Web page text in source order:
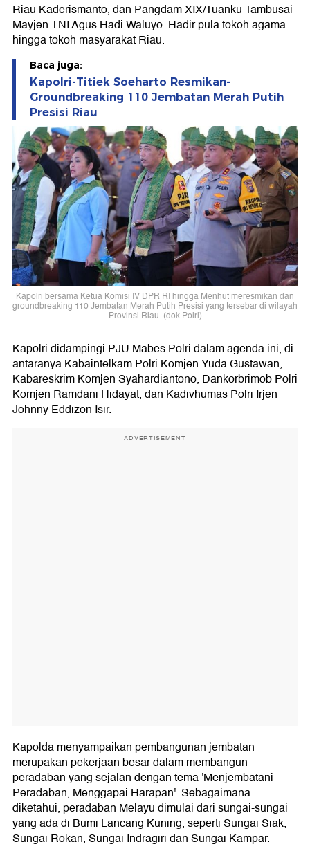
Riau Kaderismanto, dan Pangdam XIX/Tuanku Tambusai
Mayjen TNI Agus Hadi Waluyo. Hadir pula tokoh agama
hingga tokoh masyarakat Riau.
Baca juga:
Kapolri-Titiek Soeharto Resmikan-
Groundbreaking 110 Jembatan Merah Putih
Presisi Riau
Kapolri bersama Ketua Komisi IV DPR RI hingga Menhut meresmikan dan
groundbreaking 110 Jembatan Merah Putih Presisi yang tersebar di wilayah
Provinsi Riau. (dok Polri)
Kapolri didampingi PJU Mabes Polri dalam agenda ini, di
antaranya Kabaintelkam Polri Komjen Yuda Gustawan,
Kabareskrim Komjen Syahardiantono, Dankorbrimob Polri
Komjen Ramdani Hidayat, dan Kadivhumas Polri Irjen
Johnny Eddizon Isir.
ADVERTISEMENT
Kapolda menyampaikan pembangunan jembatan
merupakan pekerjaan besar dalam membangun
peradaban yang sejalan dengan tema 'Menjembatani
Peradaban, Menggapai Harapan'. Sebagaimana
diketahui, peradaban Melayu dimulai dari sungai-sungai
yang ada di Bumi Lancang Kuning, seperti Sungai Siak,
Sungai Rokan, Sungai Indragiri dan Sungai Kampar.